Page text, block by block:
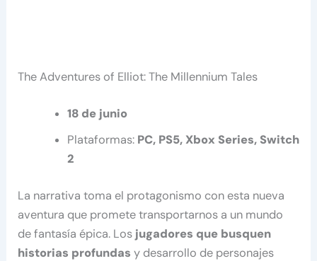
The Adventures of Elliot: The Millennium Tales
18 de junio
Plataformas: PC, PS5, Xbox Series, Switch
2
La narrativa toma el protagonismo con esta nueva
aventura que promete transportarnos a un mundo
de fantasía épica. Los jugadores que busquen
historias profundas y desarrollo de personajes